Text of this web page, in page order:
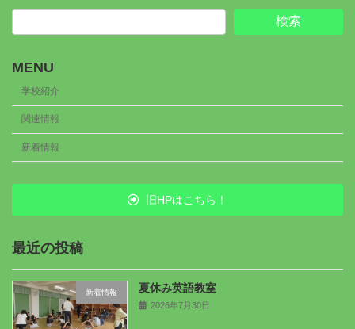
検索
MENU
学校紹介
関連情報
新着情報
旧HPはこちら！
最近の投稿
新着情報 夏休み英語教室
2026年7月30日